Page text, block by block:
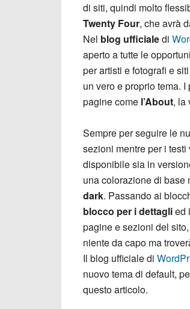
di siti, quindi molto
Twenty Four, che avrà
Nel blog ufficialedi
aperto a tutte le
per artisti e fotografi e
un vero e proprio tema.
pagine come l’About, la
Sempre per seguire le
sezioni mentre per i
disponibile sia in
una colorazione di base
dark. Passando ai
blocco per i dettaglied
pagine e sezioni del
niente da capo ma
Il blog ufficiale di
nuovo tema di default,
questo articolo.